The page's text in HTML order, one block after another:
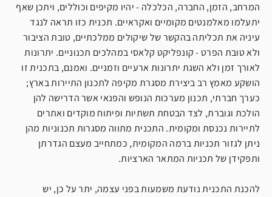
המרחב, הזמן, החברה, הכלכלה - יהיו מקיפים וכוללים, ויתכן שאף
יתעלמו מאלמנטים מקומיים ואקראיים. תכנית כזו תראה לנגד
עיניה את תכליתה בהקשר של שיקולים ממלכתיים, טובת הציבור
ולא טובת הפרט - קונפליקט קלאסי במהלכים תכנוניים. יתרונות
לאורך זמן ולא השגת יתרונות ארעיים וזמניים. ואמנם, בתכנית זו
הושקע מאמץ רב ביצירת מסגרת מקיפה לתכנון התיירות בארץ;
כערך חברתי, תכנון מערכות הנופש והפנאי אשר הדרישה להן
הולכת וגוברת, לצד הבטחת תשתיות ופיתוח מוקדים ואתרים
לתיירות נכנסת ומקומית. התכנית מתווה מסגרות תכנוניות מהן
ניתן לגזור תכניות ברמה המקומית, כמתחייב מעצם הגדרתן
ותפקידן של תכניות המתאר הארציות.
להכנת התכנית נודעת משמעות בפני עצמה, יתר על כן, יש